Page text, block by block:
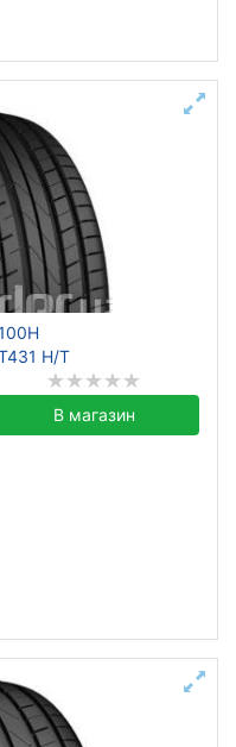
H/T
В магазин